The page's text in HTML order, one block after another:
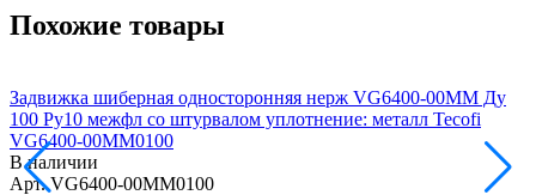
Похожие товары
Задвижка шиберная односторонняя нерж VG6400-00MM Ду
100 Ру10 межфл со штурвалом уплотнение: металл Tecofi
VG6400-00MM0100
В наличии
Арт. VG6400-00MM0100